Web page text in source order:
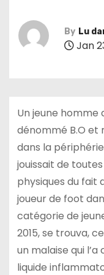
By Lu
Jan
Un jeune homme
dénommé B.O et
dans la
jouissait de
physiques du fait
joueur de foot
catégorie de
2015, se trouva,
un malaise qui
liquide